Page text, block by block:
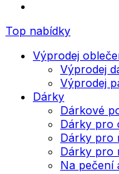
Top nabídky
Výprodej
Výprodej
Výprodej
Dárky
Dárkové
Dárky pro
Dárky pro
Dárky pro
Na pečení